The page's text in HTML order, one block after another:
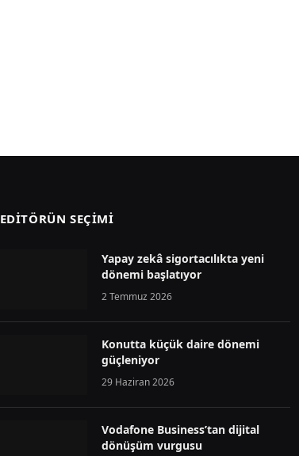
EDİTÖRÜN SEÇİMİ
Yapay zekâ sigortacılıkta yeni
dönemi başlatıyor
2 Temmuz 2026
Konutta küçük daire dönemi
güçleniyor
29 Haziran 2026
Vodafone Business’tan dijital
dönüşüm vurgusu